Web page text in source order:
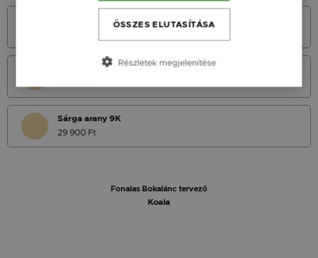
Vörös Arany 14K
Sárga Arany 14K
Sárga arany 9K
29 900 Ft
Fonalas Bokalánc tervező
Koala
ÖSSZES ELUTASÍTÁSA
Részletek megjelenítése